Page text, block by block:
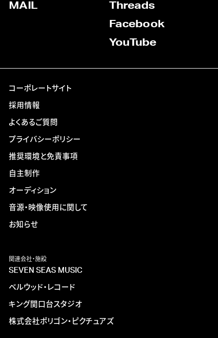
MAIL
Threads
Facebook
YouTube
コーポレートサイト
採用情報
よくあるご質問
プライバシーポリシー
推奨環境と免責事項
自主制作
オーディション
音源・映像使用に関して
お知らせ
関連会社・施設
SEVEN SEAS MUSIC
ベルウッド・レコード
キング関口台スタジオ
株式会社ポリゴン・ピクチュアズ